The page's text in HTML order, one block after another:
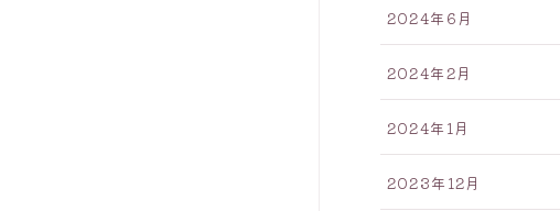
2024年6月
2024年2月
2024年1月
2023年12月